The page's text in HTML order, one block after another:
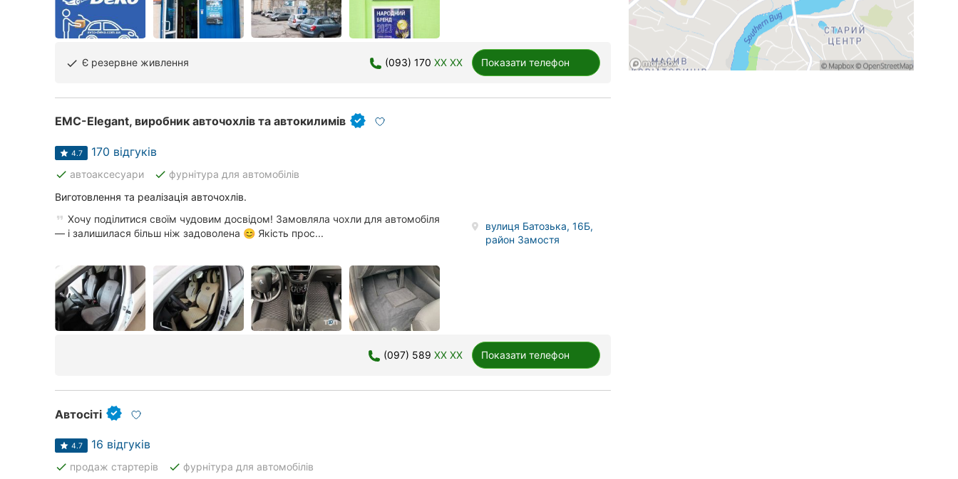
Харків
Дніпро
Кривий Ріг
Миколаїв
done Є резервне живлення (093) 170 XX XX Показати телефон
EMC-Elegant, виробник авточохлів та автокилимів
4.7 170 відгуків
done автоаксесуари done фурнітура для автомобілів
Виготовлення та реалізація авточохлів.
Хочу поділитися своїм чудовим досвідом! Замовляла чохли для автомобіля
— і залишилася більш ніж задоволена 😊 Якість прос...
вулиця Батозька, 16Б,
район Замостя
(097) 589 XX XX Показати телефон
Автосіті
4.7 16 відгуків
done продаж стартерів done фурнітура для автомобілів